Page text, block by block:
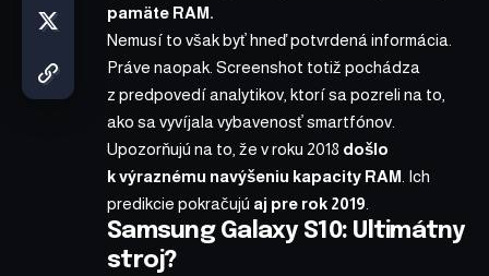
pamäte RAM.
Nemusí to však byť hneď potvrdená informácia.
Práve naopak. Screenshot totiž pochádza
z predpovedí analytikov, ktorí sa pozreli na to,
ako sa vyvíjala vybavenosť smartfónov.
Upozorňujú na to, že v roku 2018 došlo
k výraznému navýšeniu kapacity RAM. Ich
predikcie pokračujú aj pre rok 2019.
Samsung Galaxy S10: Ultimátny
stroj?